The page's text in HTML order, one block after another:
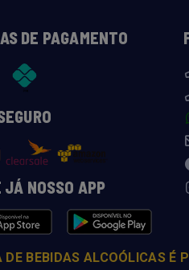
DE PAGAMENTO
JÁ NOSSO APP
BEBIDAS ALCOÓLICAS É